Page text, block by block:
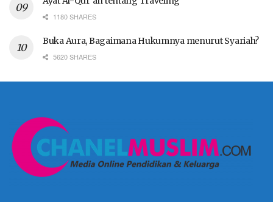
1180 SHARES
Buka Aura, Bagaimana Hukumnya menurut Syariah?
5620 SHARES